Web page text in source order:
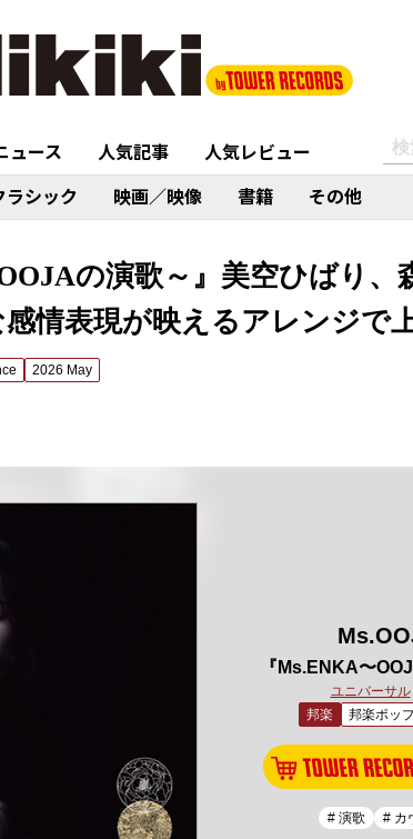
ュース 人気記事
人気レビュー
ラシック 映画／映像 書籍 その他
の演歌～』美空ひばり、
情表現が映えるアレンジで
2026 May
『Ms.ENKA〜
ユニバーサル
邦楽
邦楽ポッ
# 演歌 # カ